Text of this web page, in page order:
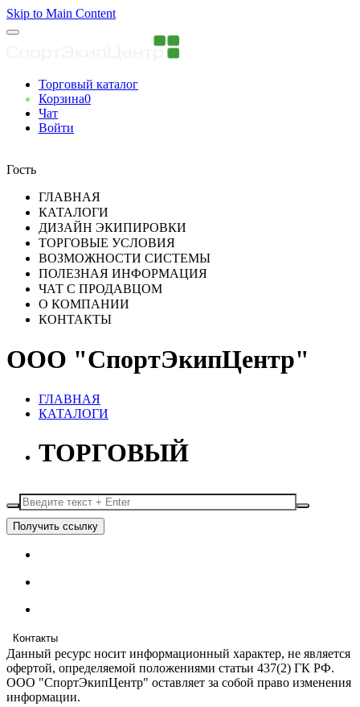
Skip to Main Content
Торговый каталог
Корзина0
Чат
Войти
Гость
ГЛАВНАЯ
КАТАЛОГИ
ДИЗАЙН ЭКИПИРОВКИ
ТОРГОВЫЕ УСЛОВИЯ
ВОЗМОЖНОСТИ СИСТЕМЫ
ПОЛЕЗНАЯ ИНФОРМАЦИЯ
ЧАТ С ПРОДАВЦОМ
О КОМПАНИИ
КОНТАКТЫ
ООО "СпортЭкипЦентр"
ГЛАВНАЯ
КАТАЛОГИ
ТОРГОВЫЙ
Получить ссылку
Контакты
Данный ресурс носит информационный характер, не является
офертой, определяемой положениями статьи 437(2) ГК РФ.
ООО "СпортЭкипЦентр" оставляет за собой право изменения
информации.